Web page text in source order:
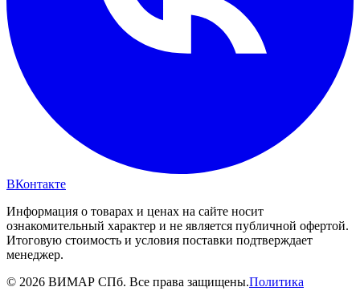
ВКонтакте
Информация о товарах и ценах на сайте носит
ознакомительный характер и не является публичной офертой.
Итоговую стоимость и условия поставки подтверждает
менеджер.
© 2026 ВИМАР СПб. Все права защищены.Политика